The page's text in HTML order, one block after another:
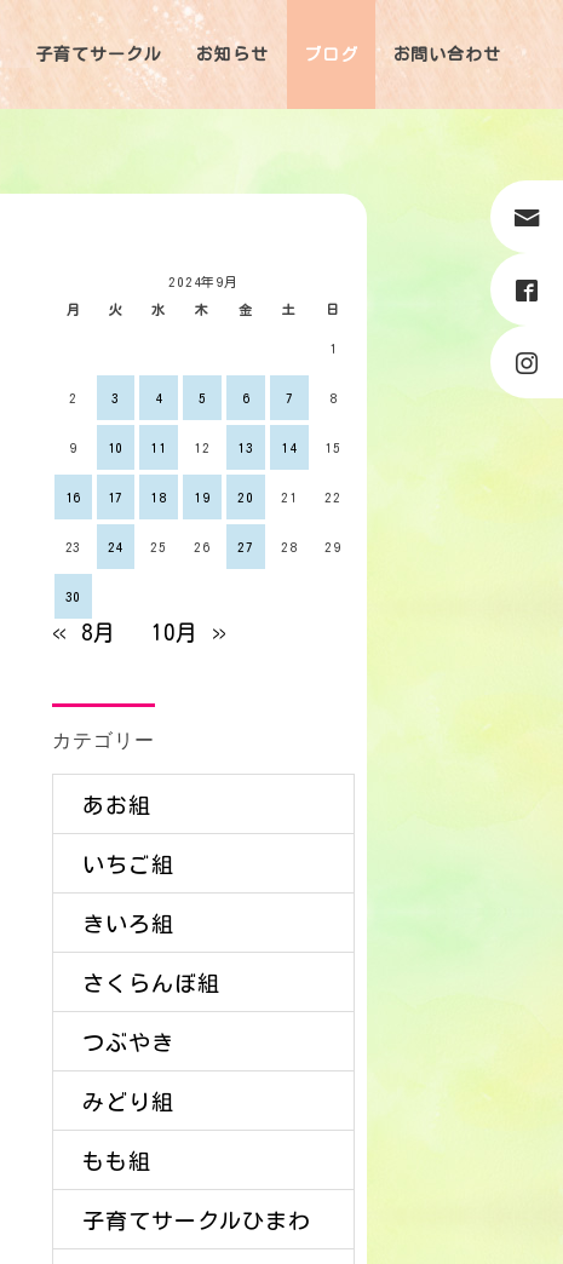
子育てサークル お知らせ ブログ お問い合わせ
2024年9月
月 火 水 木 金 土 日
1
2 3 4 5 6 7 8
9 10 11 12 13 14 15
16 17 18 19 20 21 22
23 24 25 26 27 28 29
30
« 8月 10月 »
カテゴリー
あお組
いちご組
きいろ組
さくらんぼ組
つぶやき
みどり組
もも組
子育てサークルひまわ